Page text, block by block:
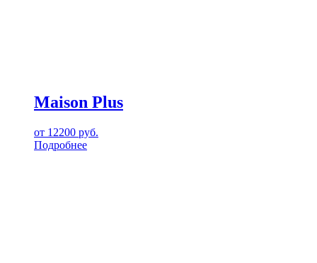
Maison Plus
от 12200 руб.
Подробнее